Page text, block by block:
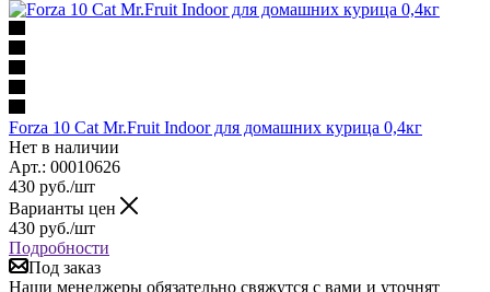
Forza 10 Cat Mr.Fruit Indoor для домашних курица 0,4кг
Нет в наличии
Арт.: 00010626
430 руб./шт
Варианты цен
430 руб./шт
Подробности
Под заказ
Наши менеджеры обязательно свяжутся с вами и уточнят